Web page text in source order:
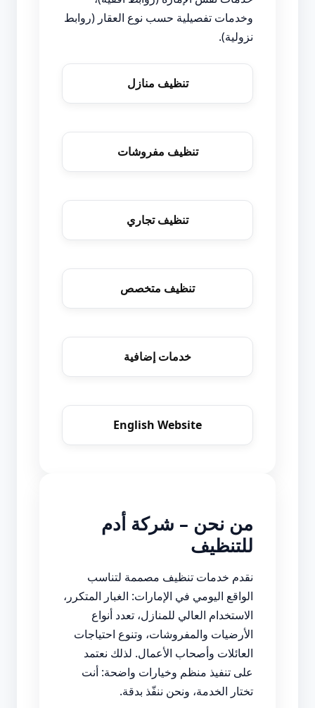
وخدمات تفصيلية حسب نوع العقار (روابط
نزولية).
تنظيف منازل
تنظيف مفروشات
تنظيف تجاري
تنظيف متخصص
خدمات إضافية
English Website
من نحن – شركة أدم
للتنظيف
نقدم خدمات تنظيف مصممة لتناسب
الواقع اليومي في الإمارات: الغبار المتكرر،
الاستخدام العالي للمنازل، تعدد أنواع
الأرضيات والمفروشات، وتنوع احتياجات
العائلات وأصحاب الأعمال. لذلك نعتمد
على تنفيذ منظم وخيارات واضحة: أنت
تختار الخدمة، ونحن ننفّذ بدقة.